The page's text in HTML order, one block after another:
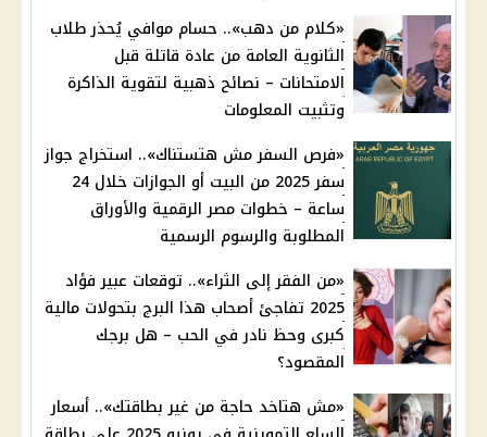
«كلام من دهب».. حسام موافي يُحذر طلاب
الثانوية العامة من عادة قاتلة قبل
الامتحانات – نصائح ذهبية لتقوية الذاكرة
وتثبيت المعلومات
«فرص السفر مش هتستناك».. استخراج جواز
سفر 2025 من البيت أو الجوازات خلال 24
ساعة – خطوات مصر الرقمية والأوراق
المطلوبة والرسوم الرسمية
«من الفقر إلى الثراء».. توقعات عبير فؤاد
2025 تفاجئ أصحاب هذا البرج بتحولات مالية
كبرى وحظ نادر في الحب – هل برجك
المقصود؟
«مش هتاخد حاجة من غير بطاقتك».. أسعار